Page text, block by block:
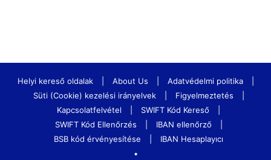
Helyi kereső oldalak About Us Adatvédelmi politika
Süti (Cookie) kezelési irányelvek
Figyelmeztetés
Kapcsolatfelvétel
SWIFT Kód Kereső
SWIFT Kód Ellenőrzés
IBAN ellenőrző
BSB kód érvényesítése
IBAN Hesaplayıcı
•